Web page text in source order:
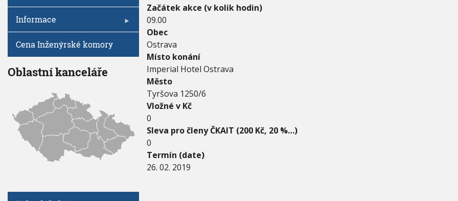
2
6
.
2
.
2
0
1
9
Začátek akce (v kolik hodin)
09.00
Obec
Ostrava
Místo konání
Imperial Hotel Ostrava
Město
Tyršova 1250/6
Vložné v Kč
0
Sleva pro členy ČKAIT (200 Kč, 20 %…)
0
Termín (date)
26. 02. 2019
Informace
Cena Inženýrské komory
Oblastní kanceláře